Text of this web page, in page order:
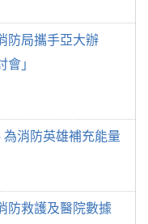
防局攜手亞大辦
會」
消防英雄補充能量
防救護及醫院數據